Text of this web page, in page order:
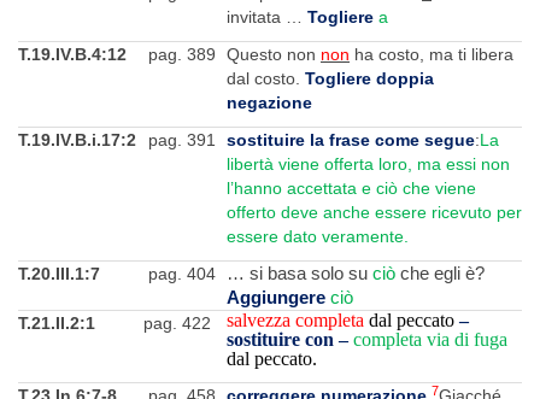
invitata … Togliere a
T.19.IV.B.4:12
pag. 389 Questo non non ha costo, ma ti libera
dal costo. Togliere doppia
negazione
T.19.IV.B.i.17:2
pag. 391 sostituire la frase come segue:La
libertà viene offerta loro, ma essi non
l’hanno accettata e ciò che viene
offerto deve anche essere ricevuto per
essere dato veramente.
T.20.III.1:7
pag. 404 … si basa solo su ciò che egli è?
Aggiungere ciò
T.21.II.2:1
pag. 422 salvezza completa dal peccato–
sostituire con – completa via di fuga
dal peccato.
7